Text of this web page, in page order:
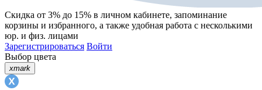
Скидка от 3% до 15% в личном кабинете, запоминание
корзины и избранного, а также удобная работа с несколькими
юр. и физ. лицами
Зарегистрироваться Войти
Выбор цвета
xmark